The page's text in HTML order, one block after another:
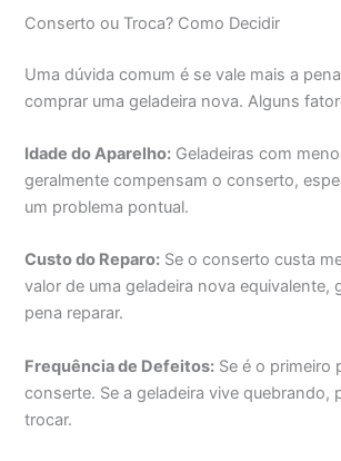
Conserto ou Troca? Como Decidir
Uma dúvida comum é se vale mais a
comprar uma geladeira nova. Alguns
Idade do Aparelho: Geladeiras com
geralmente compensam o conserto,
um problema pontual.
Custo do Reparo: Se o conserto custa
valor de uma geladeira nova equivalente,
pena reparar.
Frequência de Defeitos: Se é o primeiro
conserte. Se a geladeira vive quebrando,
trocar.